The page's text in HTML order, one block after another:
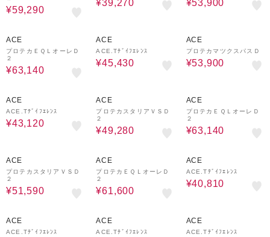
¥59,290
¥39,270 ¥53,900
ACE
プロテカＥＱＬオーレＤ
２
¥63,140
ACE
ACE.Tﾃﾞｲﾌｴﾚﾝｽ
¥45,430
ACE
プロテカマツクスパスＤ
¥53,900
ACE
ACE.Tﾃﾞｲﾌｴﾚﾝｽ
¥43,120
ACE
プロテカスタリアＶＳＤ
２
¥49,280
ACE
プロテカＥＱＬオーレＤ
２
¥63,140
ACE
プロテカスタリアＶＳＤ
２
¥51,590
ACE
プロテカＥＱＬオーレＤ
２
¥61,600
ACE
ACE.Tﾃﾞｲﾌｴﾚﾝｽ
¥40,810
ACE
ACE.Tﾃﾞｲﾌｴﾚﾝｽ
ACE
ACE.Tﾃﾞｲﾌｴﾚﾝｽ
ACE
ACE.Tﾃﾞｲﾌｴﾚﾝｽ